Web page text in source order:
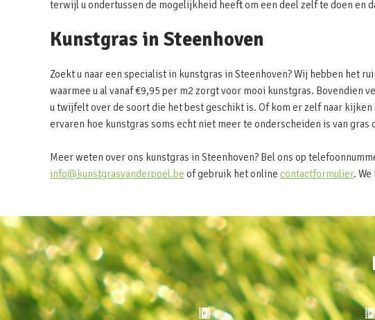
terwijl u ondertussen de mogelijkheid heeft om een deel zelf te doen en
Kunstgras in Steenhoven
Zoekt u naar een specialist in kunstgras in Steenhoven? Wij hebben het
waarmee u al vanaf €9,95 per m2 zorgt voor mooi kunstgras. Bovendien
u twijfelt over de soort die het best geschikt is. Of kom er zelf naar
ervaren hoe kunstgras soms echt niet meer te onderscheiden is van gras
Meer weten over ons kunstgras in Steenhoven? Bel ons op
info@kunstgrasvanderpoel.be of gebruik het online contactformulier. We